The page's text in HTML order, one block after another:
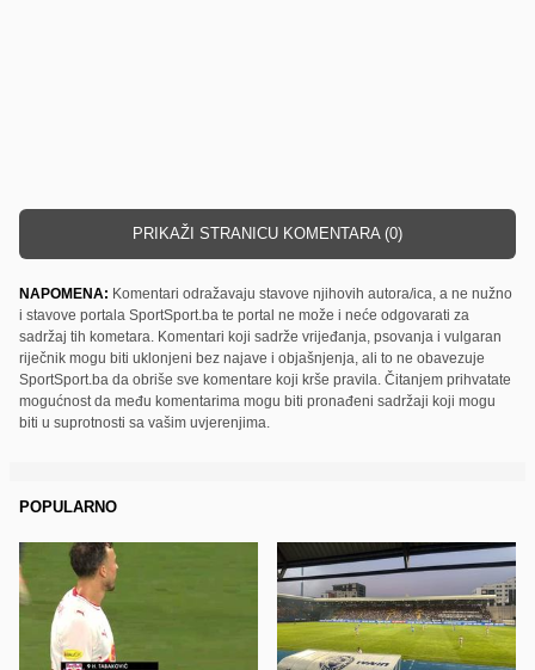
PRIKAŽI STRANICU KOMENTARA (0)
NAPOMENA: Komentari odražavaju stavove njihovih autora/ica, a ne nužno
i stavove portala SportSport.ba te portal ne može i neće odgovarati za
sadržaj tih kometara. Komentari koji sadrže vrijeđanja, psovanja i vulgaran
riječnik mogu biti uklonjeni bez najave i objašnjenja, ali to ne obavezuje
SportSport.ba da obriše sve komentare koji krše pravila. Čitanjem prihvatate
mogućnost da među komentarima mogu biti pronađeni sadržaji koji mogu
biti u suprotnosti sa vašim uvjerenjima.
POPULARNO